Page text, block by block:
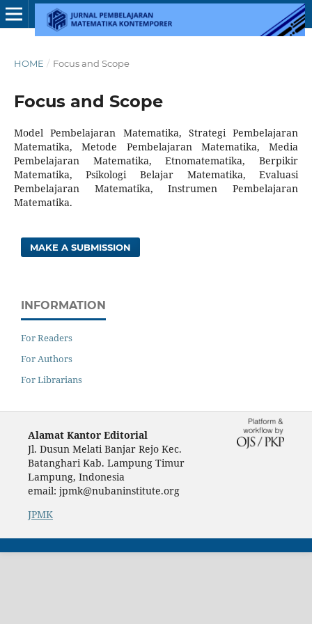
HOME / Focus and Scope
Focus and Scope
Model Pembelajaran Matematika, Strategi Pembelajaran
Matematika, Metode Pembelajaran Matematika, Media
Pembelajaran Matematika, Etnomatematika, Berpikir
Matematika, Psikologi Belajar Matematika, Evaluasi
Pembelajaran Matematika, Instrumen Pembelajaran
Matematika.
MAKE A SUBMISSION
INFORMATION
For Readers
For Authors
For Librarians
Alamat Kantor Editorial
Jl. Dusun Melati Banjar Rejo Kec.
Batanghari Kab. Lampung Timur
Lampung, Indonesia
email: jpmk@nubaninstitute.org
JPMK